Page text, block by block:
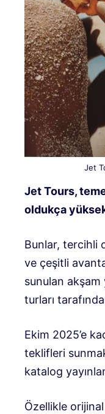
Jet
Jet Tours,
oldukça
Bunlar, tercihli
ve çeşitli
sunulan
turları
Ekim 2025’e
teklifleri
katalog
Özellikle